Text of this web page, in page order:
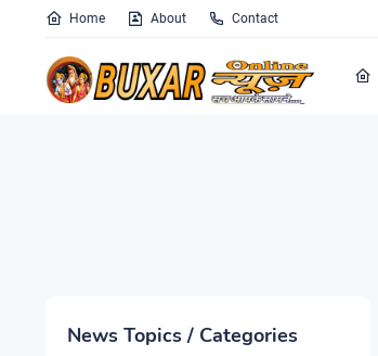
Home About Contact
News Topics / Categories